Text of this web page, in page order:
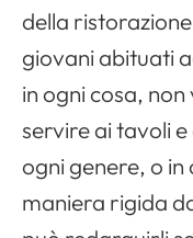
della
giovani abituati
in ogni cosa,
servire ai tavoli
ogni genere, o in
maniera rigida